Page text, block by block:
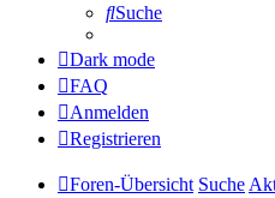
Suche
Dark mode
FAQ
Anmelden
Registrieren
Foren-Übersicht Suche